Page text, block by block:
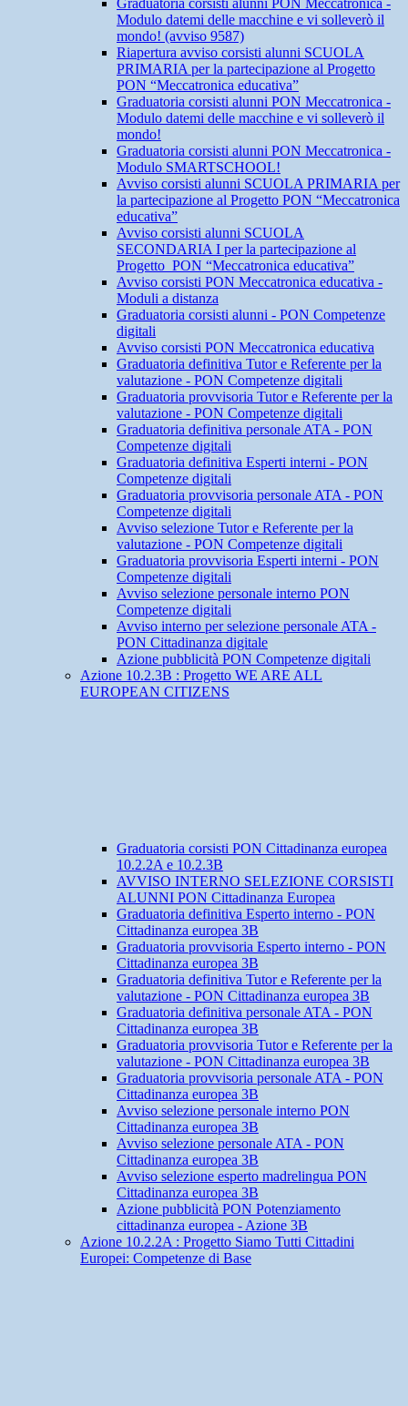
Graduatoria corsisti alunni PON Meccatronica -
Modulo datemi delle macchine e vi solleverò il
mondo! (avviso 9587)
Riapertura avviso corsisti alunni SCUOLA
PRIMARIA per la partecipazione al Progetto
PON “Meccatronica educativa”
Graduatoria corsisti alunni PON Meccatronica -
Modulo datemi delle macchine e vi solleverò il
mondo!
Graduatoria corsisti alunni PON Meccatronica -
Modulo SMARTSCHOOL!
Avviso corsisti alunni SCUOLA PRIMARIA per
la partecipazione al Progetto PON “Meccatronica
educativa”
Avviso corsisti alunni SCUOLA
SECONDARIA I per la partecipazione al
Progetto PON “Meccatronica educativa”
Avviso corsisti PON Meccatronica educativa -
Moduli a distanza
Graduatoria corsisti alunni - PON Competenze
digitali
Avviso corsisti PON Meccatronica educativa
Graduatoria definitiva Tutor e Referente per la
valutazione - PON Competenze digitali
Graduatoria provvisoria Tutor e Referente per la
valutazione - PON Competenze digitali
Graduatoria definitiva personale ATA - PON
Competenze digitali
Graduatoria definitiva Esperti interni - PON
Competenze digitali
Graduatoria provvisoria personale ATA - PON
Competenze digitali
Avviso selezione Tutor e Referente per la
valutazione - PON Competenze digitali
Graduatoria provvisoria Esperti interni - PON
Competenze digitali
Avviso selezione personale interno PON
Competenze digitali
Avviso interno per selezione personale ATA -
PON Cittadinanza digitale
Azione pubblicità PON Competenze digitali
Azione 10.2.3B : Progetto WE ARE ALL
EUROPEAN CITIZENS
Graduatoria corsisti PON Cittadinanza europea
10.2.2A e 10.2.3B
AVVISO INTERNO SELEZIONE CORSISTI
ALUNNI PON Cittadinanza Europea
Graduatoria definitiva Esperto interno - PON
Cittadinanza europea 3B
Graduatoria provvisoria Esperto interno - PON
Cittadinanza europea 3B
Graduatoria definitiva Tutor e Referente per la
valutazione - PON Cittadinanza europea 3B
Graduatoria definitiva personale ATA - PON
Cittadinanza europea 3B
Graduatoria provvisoria Tutor e Referente per la
valutazione - PON Cittadinanza europea 3B
Graduatoria provvisoria personale ATA - PON
Cittadinanza europea 3B
Avviso selezione personale interno PON
Cittadinanza europea 3B
Avviso selezione personale ATA - PON
Cittadinanza europea 3B
Avviso selezione esperto madrelingua PON
Cittadinanza europea 3B
Azione pubblicità PON Potenziamento
cittadinanza europea - Azione 3B
Azione 10.2.2A : Progetto Siamo Tutti Cittadini
Europei: Competenze di Base